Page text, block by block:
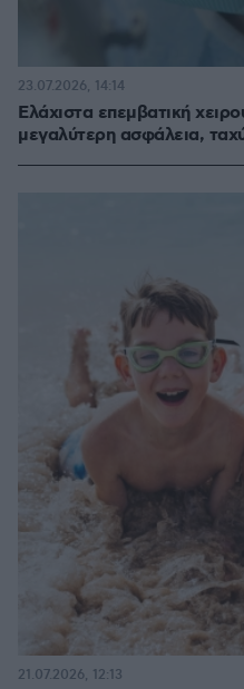
Ελάχιστα επεμβατική
μεγαλύτερη ασφάλεια,
23.07.2026, 14:14
21.07.2026, 12:13